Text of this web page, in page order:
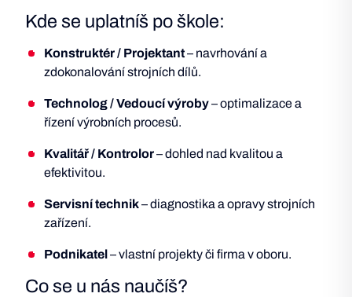
Kde se uplatníš po škole:
Konstruktér / Projektant– navrhování a
zdokonalování strojních dílů.
Technolog / Vedoucí výroby– optimalizace a
řízení výrobních procesů.
Kvalitář / Kontrolor– dohled nad kvalitou a
efektivitou.
Servisní technik– diagnostika a opravy strojních
zařízení.
Podnikatel– vlastní projekty či firma v oboru.
Co se u nás naučíš?